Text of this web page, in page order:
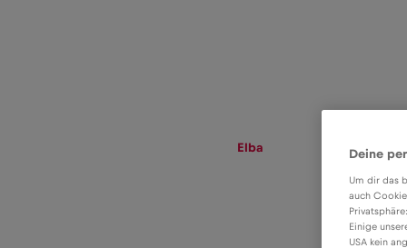
Elba Deine
Um dir das
auch
Einige
USA kein